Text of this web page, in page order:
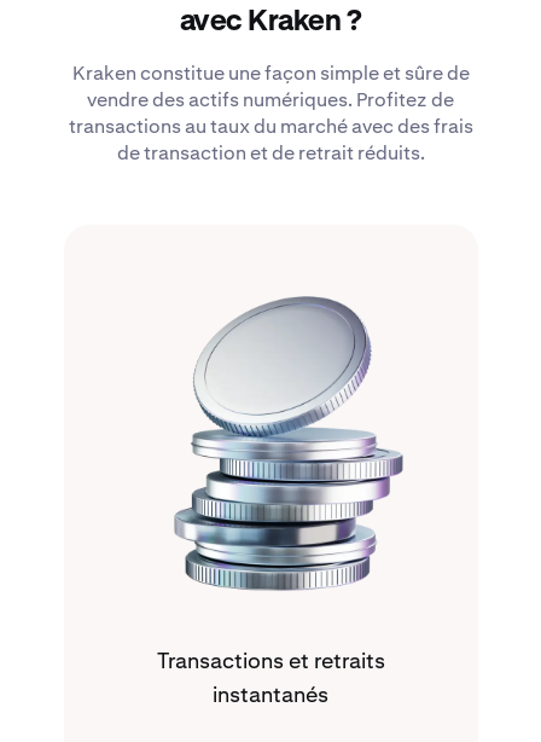
avec Kraken ?
Kraken constitue une façon simple et sûre de
vendre des actifs numériques. Profitez de
transactions au taux du marché avec des frais
de transaction et de retrait réduits.
Transactions et retraits
instantanés